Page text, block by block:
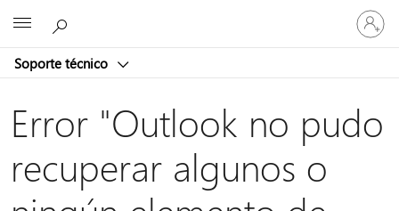
Soporte técnico
Iniciar
sesión
en
cuenta
Error "Outlook no pudo
recuperar algunos o